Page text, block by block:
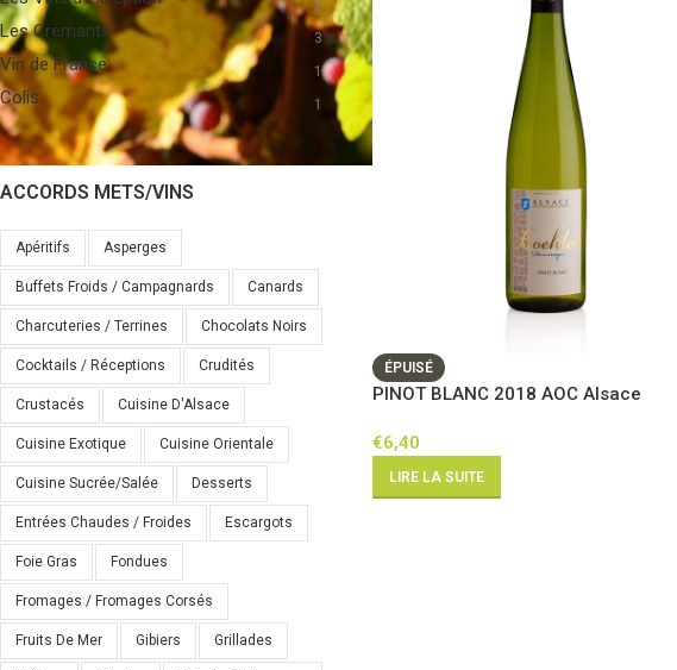
2
Les Crémants 3
Vin de France 1
Colis 1
ACCORDS METS/VINS
Apéritifs Asperges
Buffets Froids / Campagnards Canards
Charcuteries / Terrines Chocolats Noirs
Cocktails / Réceptions Crudités
Crustacés Cuisine D'Alsace
Cuisine Exotique Cuisine Orientale
Cuisine Sucrée/salée Desserts
Entrées Chaudes / Froides Escargots
Foie Gras Fondues
Fromages / Fromages Corsés
Fruits De Mer Gibiers Grillades
ÉPUISÉ
PINOT BLANC 2018 AOC Alsace
€6,40
LIRE LA SUITE